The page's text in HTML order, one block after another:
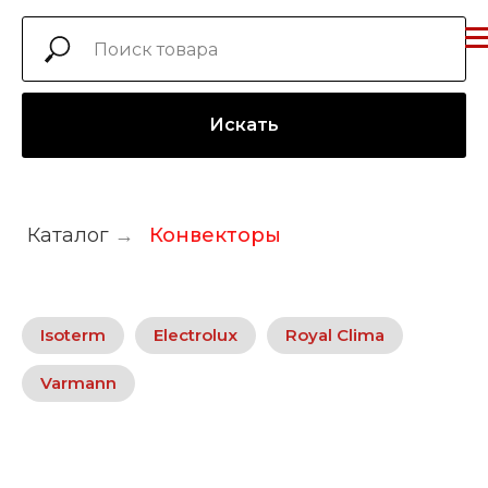
Искать
Каталог → Конвекторы
Isoterm Electrolux Royal Clima
Varmann